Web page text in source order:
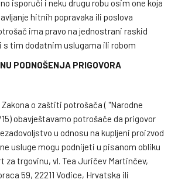
isporuči i neku drugu robu osim one koja
hitnih popravaka ili poslova
ima pravo na jednostrani raskid
s tim dodatnim uslugama ili robom
PODNOŠENJA PRIGOVORA
Zakona o zaštiti potrošača ( ''Narodne
15) obavještavamo potrošače da prigovor
u odnosu na kupljeni proizvod
usluge mogu podnijeti u pisanom obliku
za trgovinu, vl. Tea Juričev Martinčev,
59, 22211 Vodice, Hrvatska ili